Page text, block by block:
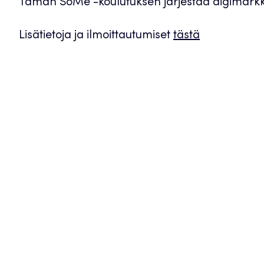
Tämän SoMe -koulutuksen järjestää
Lisätietoja ja ilmoittautumiset tästä